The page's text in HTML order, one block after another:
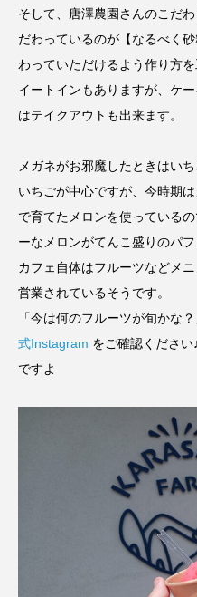
そして、唐澤農園さんのこだ
だわっているのが【なるべく
わっていただけるよう作り方を
イートインもありますが、ケ
はテイクアウトも出来ます。
メガネがお邪魔したときはい
いちごが中心ですが、今時期
で育てたメロンを使っている
ーなメロンがてんこ盛りのパ
カフェ自体はフルーツなどメ
営業されているそうです。
「今は何のフルーツが旬かな
式Instagram をご確認くださ
ですよ